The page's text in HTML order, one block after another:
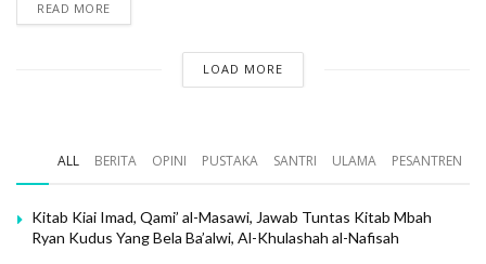
READ MORE
LOAD MORE
ALL BERITA OPINI PUSTAKA SANTRI ULAMA PESANTREN
Kitab Kiai Imad, Qami’ al-Masawi, Jawab Tuntas Kitab Mbah
Ryan Kudus Yang Bela Ba’alwi, Al-Khulashah al-Nafisah